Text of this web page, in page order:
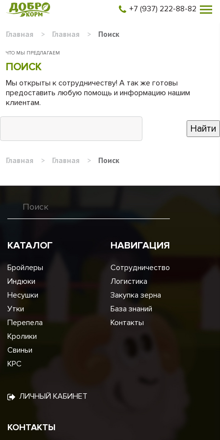
+7 (937) 222-88-82
Главная > Главная > Поиск
ЧТО МЫ ПРЕДЛАГАЕМ
ПОИСК
Мы открыты к сотрудничеству! А так же готовы
предоставить любую помощь и информацию нашим
клиентам.
Главная > Главная > Поиск
КАТАЛОГ
Бройлеры
Индюки
Несушки
Утки
Перепела
Кролики
Свиньи
КРС
НАВИГАЦИЯ
Сотрудничество
Логистика
Закупка зерна
База знаний
Контакты
ЛИЧНЫЙ КАБИНЕТ
КОНТАКТЫ